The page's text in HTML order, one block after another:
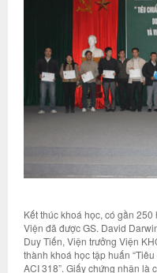
Kết thúc khoá học, có gần
Viện đã được GS. David
Duy Tiến, Viện trưởng Viện
thành khoá học tập huấn
ACI 318”. Giấy chứng nhận là